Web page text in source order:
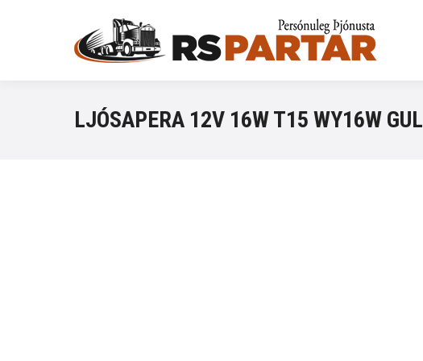
LJÓSAPERA 12V 16W T15 WY16W GUL